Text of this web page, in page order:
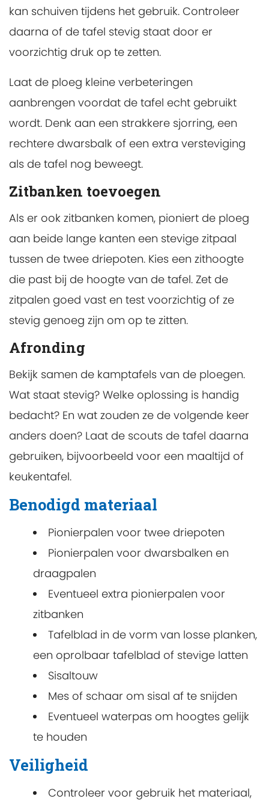
kan schuiven tijdens het gebruik. Controleer
daarna of de tafel stevig staat door er
voorzichtig druk op te zetten.
Laat de ploeg kleine verbeteringen
aanbrengen voordat de tafel echt gebruikt
wordt. Denk aan een strakkere sjorring, een
rechtere dwarsbalk of een extra versteviging
als de tafel nog beweegt.
Zitbanken toevoegen
Als er ook zitbanken komen, pioniert de ploeg
aan beide lange kanten een stevige zitpaal
tussen de twee driepoten. Kies een zithoogte
die past bij de hoogte van de tafel. Zet de
zitpalen goed vast en test voorzichtig of ze
stevig genoeg zijn om op te zitten.
Afronding
Bekijk samen de kamptafels van de ploegen.
Wat staat stevig? Welke oplossing is handig
bedacht? En wat zouden ze de volgende keer
anders doen? Laat de scouts de tafel daarna
gebruiken, bijvoorbeeld voor een maaltijd of
keukentafel.
Benodigd materiaal
Pionierpalen voor twee driepoten
Pionierpalen voor dwarsbalken en
draagpalen
Eventueel extra pionierpalen voor
zitbanken
Tafelblad in de vorm van losse planken,
een oprolbaar tafelblad of stevige latten
Sisaltouw
Mes of schaar om sisal af te snijden
Eventueel waterpas om hoogtes gelijk
te houden
Veiligheid
Controleer voor gebruik het materiaal,